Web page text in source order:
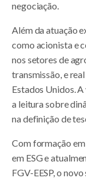
negociação.
Além da atuação
como acionista e
nos setores de
transmissão, e
Estados Unidos.
a leitura sobre
na definição de
Com formação
em ESG e
FGV-EESP, o